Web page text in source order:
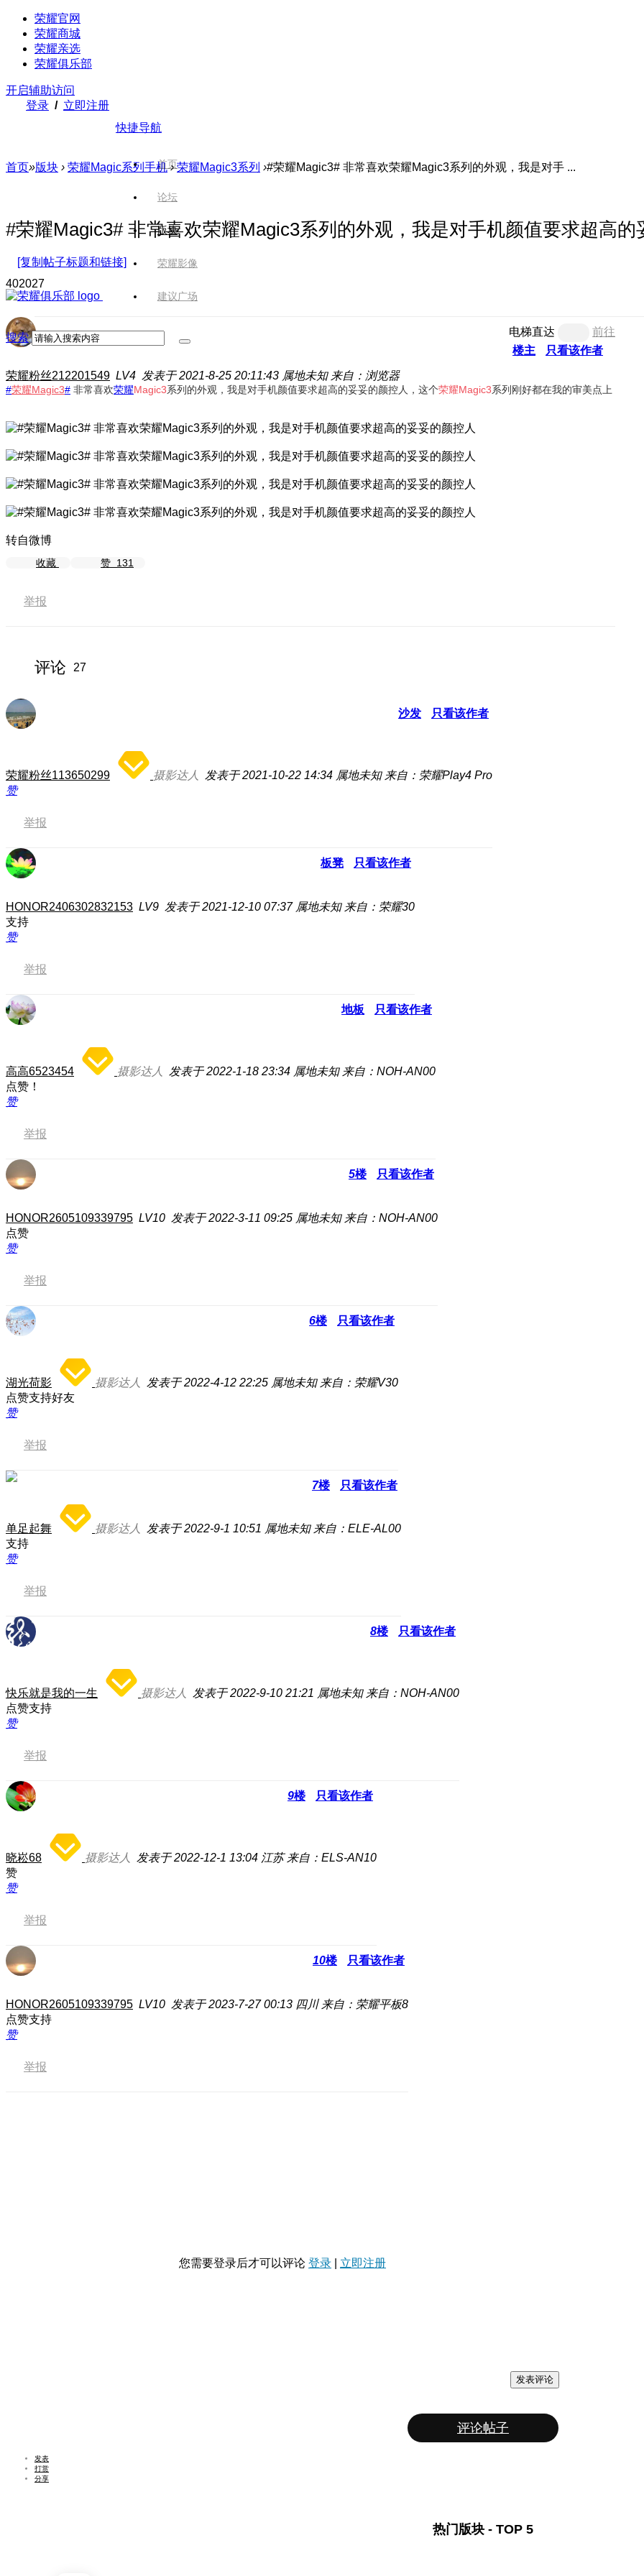
荣耀官网
荣耀商城
荣耀亲选
荣耀俱乐部
开启辅助访问
登录 / 立即注册
快捷导航
首页
论坛
版块
荣耀影像
建议广场
搜索
首页»版块 › 荣耀Magic系列手机 › 荣耀Magic3系列 ›#荣耀Magic3# 非常喜欢荣耀Magic3系列的外观，我是对手 ...
#荣耀Magic3# 非常喜欢荣耀Magic3系列的外观，我是对手机颜值要求超高的
[复制帖子标题和链接]
402027
电梯直达
前往
楼主
只看该作者
荣耀粉丝212201549 LV4 发表于 2021-8-25 20:11:43 属地未知 来自：浏览器
#荣耀Magic3# 非常喜欢荣耀Magic3系列的外观，我是对手机颜值要求超高的妥妥的颜控人，这个荣耀Magic3系列刚好都在我的审美点上 ​
转自微博
收藏 赞 131
举报
评论 27
沙发 只看该作者
荣耀粉丝113650299 摄影达人 发表于 2021-10-22 14:34 属地未知 来自：荣耀Play4 Pro
赞
举报
板凳 只看该作者
HONOR2406302832153 LV9 发表于 2021-12-10 07:37 属地未知 来自：荣耀30
支持
赞
举报
地板 只看该作者
高高6523454 摄影达人 发表于 2022-1-18 23:34 属地未知 来自：NOH-AN00
点赞！
赞
举报
5楼 只看该作者
HONOR2605109339795 LV10 发表于 2022-3-11 09:25 属地未知 来自：NOH-AN00
点赞
赞
举报
6楼 只看该作者
湖光荷影 摄影达人 发表于 2022-4-12 22:25 属地未知 来自：荣耀V30
点赞支持好友
赞
举报
7楼 只看该作者
单足起舞 摄影达人 发表于 2022-9-1 10:51 属地未知 来自：ELE-AL00
支持
赞
举报
8楼 只看该作者
快乐就是我的一生 摄影达人 发表于 2022-9-10 21:21 属地未知 来自：NOH-AN00
点赞支持
赞
举报
9楼 只看该作者
晓崧68 摄影达人 发表于 2022-12-1 13:04 江苏 来自：ELS-AN10
赞
赞
举报
10楼 只看该作者
HONOR2605109339795 LV10 发表于 2023-7-27 00:13 四川 来自：荣耀平板8
点赞支持
赞
举报
您需要登录后才可以评论 登录 立即注册
发表评论
评论帖子
发表
打赏
分享
热门版块 - TOP 5